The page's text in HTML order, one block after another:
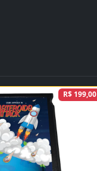
R$ 199,00